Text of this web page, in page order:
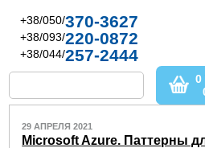
+38/050/370-3627
+38/093/220-0872
+38/044/257-2444
29 АПРЕЛЯ 2021
Microsoft Azure. Паттерны